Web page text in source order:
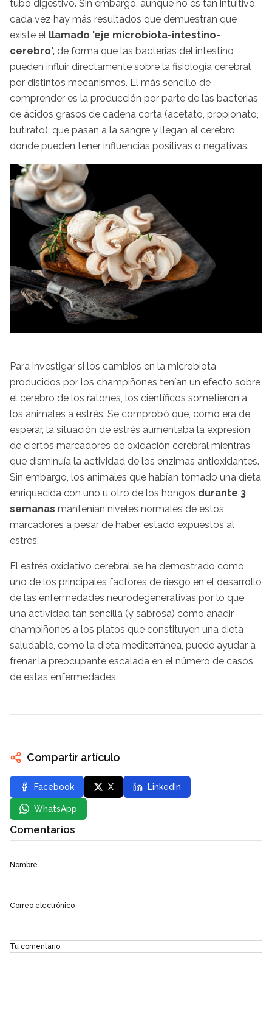
tubo digestivo. Sin embargo, aunque no es tan intuitivo,
cada vez hay más resultados que demuestran que
existe el llamado 'eje microbiota-intestino-
cerebro', de forma que las bacterias del intestino
pueden influir directamente sobre la fisiología cerebral
por distintos mecanismos. El más sencillo de
comprender es la producción por parte de las bacterias
de ácidos grasos de cadena corta (acetato, propionato,
butirato), que pasan a la sangre y llegan al cerebro,
donde pueden tener influencias positivas o negativas.
Para investigar si los cambios en la microbiota
producidos por los champiñones tenían un efecto sobre
el cerebro de los ratones, los científicos sometieron a
los animales a estrés. Se comprobó que, como era de
esperar, la situación de estrés aumentaba la expresión
de ciertos marcadores de oxidación cerebral mientras
que disminuía la actividad de los enzimas antioxidantes.
Sin embargo, los animales que habían tomado una dieta
enriquecida con uno u otro de los hongos durante 3
semanas mantenían niveles normales de estos
marcadores a pesar de haber estado expuestos al
estrés.
El estrés oxidativo cerebral se ha demostrado como
uno de los principales factores de riesgo en el desarrollo
de las enfermedades neurodegenerativas por lo que
una actividad tan sencilla (y sabrosa) como añadir
champiñones a los platos que constituyen una dieta
saludable, como la dieta mediterránea, puede ayudar a
frenar la preocupante escalada en el número de casos
de estas enfermedades.
Compartir artículo
Facebook X LinkedIn
WhatsApp
Comentarios
Nombre
Correo electrónico
Tu comentario